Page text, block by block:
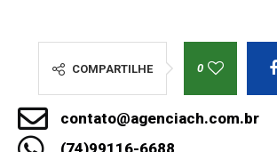
COMPARTILHE 0
contato@agenciach.com.br
(74)99116-6688